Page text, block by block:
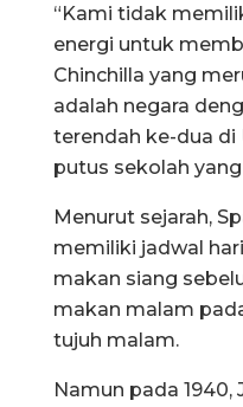
“Kami tidak
energi untuk
Chinchilla yang
adalah negara
terendah ke-dua di
putus sekolah
Menurut sejarah,
memiliki jadwal
makan siang
makan malam
tujuh malam.
Namun pada 1940,